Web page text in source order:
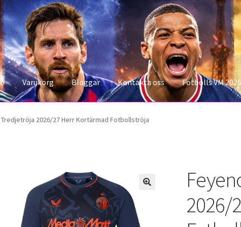
Varukorg Bloggar Kontakta oss Fotbolls VM 2026
konto Storleksguiden Varukorg
2026/27 Herr Kortärmad Fotbollströja
2026/